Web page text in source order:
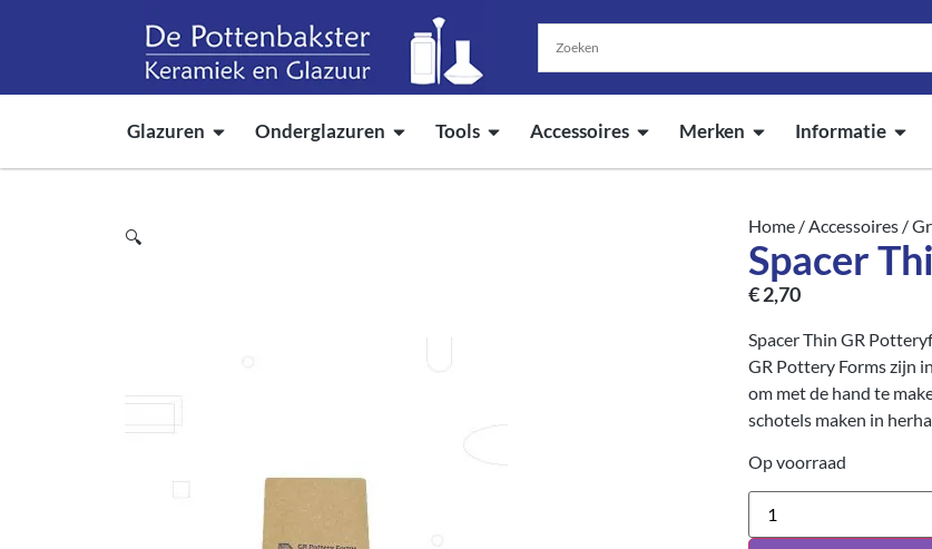
Glazuren Onderglazuren Tools Accessoires Merken Informatie
🔍
Home /Accessoires /
Spacer
€2,70
Spacer Thin GR
GR Pottery Forms zijn
om met de hand te
schotels maken in
Op voorraad